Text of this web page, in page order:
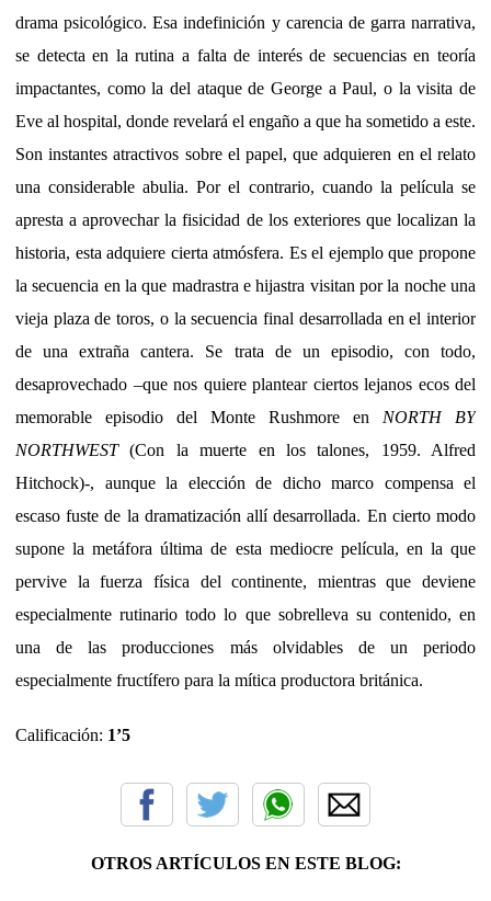
drama psicológico. Esa indefinición y carencia de garra narrativa,
se detecta en la rutina a falta de interés de secuencias en teoría
impactantes, como la del ataque de George a Paul, o la visita de
Eve al hospital, donde revelará el engaño a que ha sometido a este.
Son instantes atractivos sobre el papel, que adquieren en el relato
una considerable abulia. Por el contrario, cuando la película se
apresta a aprovechar la fisicidad de los exteriores que localizan la
historia, esta adquiere cierta atmósfera. Es el ejemplo que propone
la secuencia en la que madrastra e hijastra visitan por la noche una
vieja plaza de toros, o la secuencia final desarrollada en el interior
de una extraña cantera. Se trata de un episodio, con todo,
desaprovechado –que nos quiere plantear ciertos lejanos ecos del
memorable episodio del Monte Rushmore en NORTH BY
NORTHWEST(Con la muerte en los talones, 1959. Alfred
Hitchock)-, aunque la elección de dicho marco compensa el
escaso fuste de la dramatización allí desarrollada. En cierto modo
supone la metáfora última de esta mediocre película, en la que
pervive la fuerza física del continente, mientras que deviene
especialmente rutinario todo lo que sobrelleva su contenido, en
una de las producciones más olvidables de un periodo
especialmente fructífero para la mítica productora británica.
Calificación: 1’5
OTROS ARTÍCULOS EN ESTE BLOG: